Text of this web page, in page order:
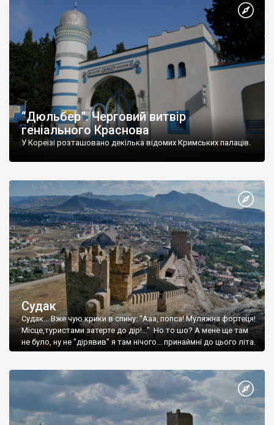
“Дюльбер”. Черговий витвір
геніального Краснова
У Кореїзі розташовано декілька відомих Кримських палаців.
Судак
Судак... Вже чую крики в спину: "Ааа, попса! Муляжна фортеця!
Місце,туристами затерте до дір!..." Но то шо? А мене ще там
не було, ну не "дірявив" я там нічого... принаймні до цього літа.